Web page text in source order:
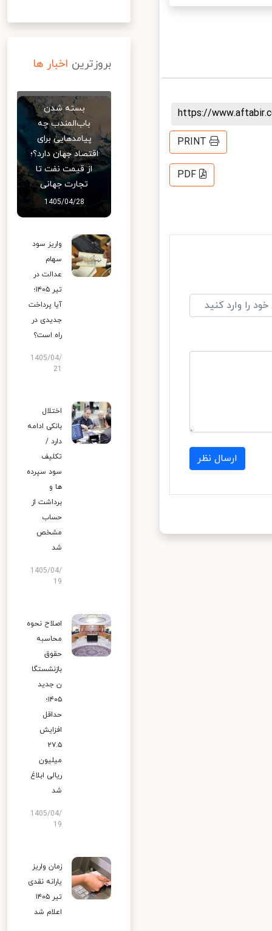
https://
PRINT
PDF
ارسال نظر
بروزترین اخبار ها
بسته شدن
باب‌المندب چه
پیامدهایی برای
اقتصاد جهان دارد؟؛
از قیمت نفت تا
تجارت جهانی
1405/04/28
واریز سود
سهام
عدالت در
تیر ۱۴۰۵؛
آیا پرداخت
جدیدی در
راه است؟
1405/04/
اختلال
بانکی ادامه
دارد /
تکلیف
سود سپرده
ها و
برداشت از
حساب
مشخص
شد
1405/04/
19
اصلاح نحوه
محاسبه
حقوق
بازنشستگا
ن جدید
۱۴۰۵؛
حداقل
افزایش
۲۷.۵
میلیون
ریالی ابلاغ
شد
1405/04/
19
زمان واریز
یارانه نقدی
تیر ۱۴۰۵
اعلام شد